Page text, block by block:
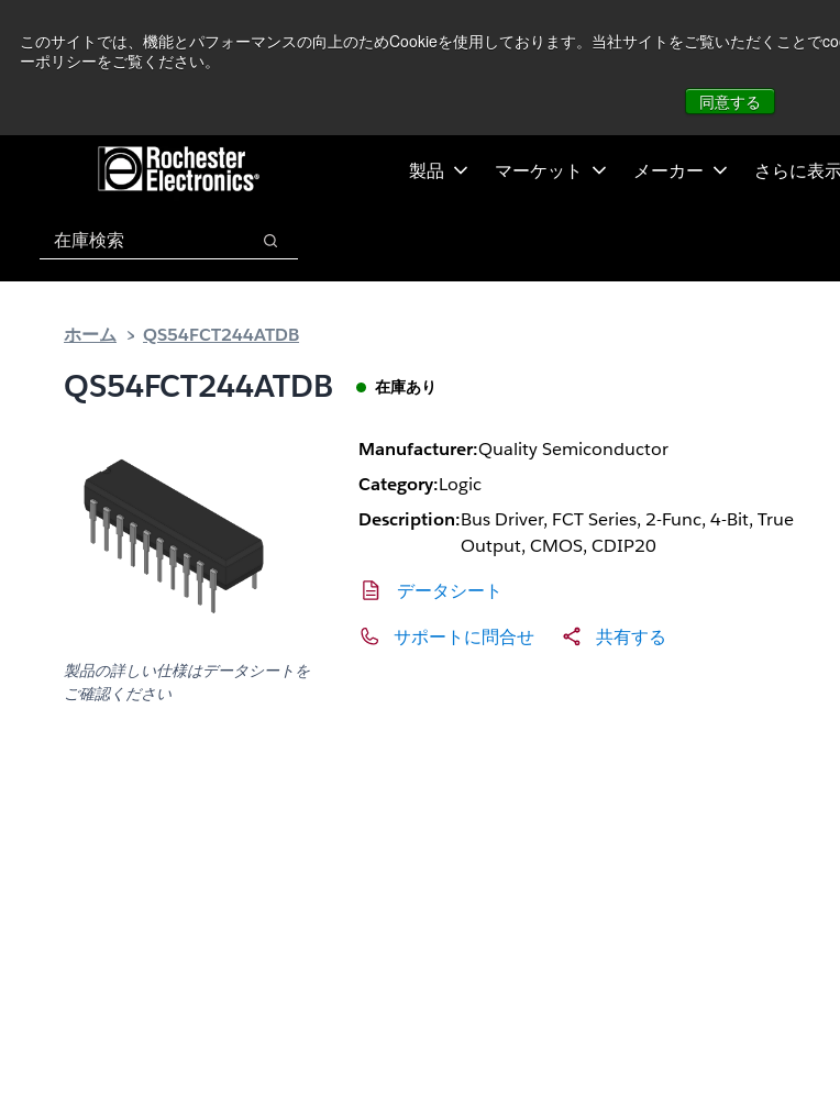
このサイトでは、機能とパフォーマンスの向上のためCookieを使用しております。当社サイトをご覧いただくこと
ーポリシーをご覧ください。
同意する
製品 マーケット メーカー さらに表
検索
検索
ホーム QS54FCT244ATDB
QS54FCT244ATDB 在庫あり
製品の詳しい仕様はデータシートを
ご確認ください
Manufacturer:Quality Semiconductor
Category:Logic
Description:Bus Driver, FCT Series, 2-Func, 4-Bit, True
Output, CMOS, CDIP20
データシート
サポートに問合せ 共有する